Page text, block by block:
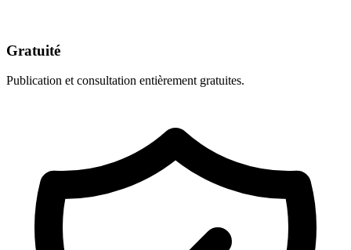
Gratuité
Publication et consultation entièrement gratuites.